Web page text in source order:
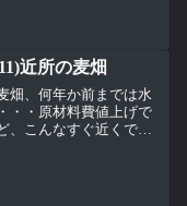
近所の麦畑
畑、何年か前までは水
・・原材料費値上げで
、こんなすぐ近くでも